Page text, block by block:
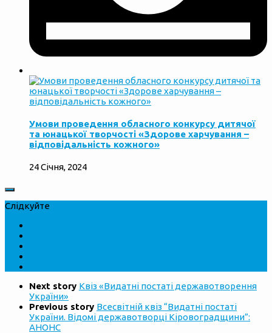
Умови проведення обласного конкурсу дитячої
та юнацької творчості «Здорове харчування –
відповідальність кожного»
24 Січня, 2024
Слідкуйте
Next story Квіз «Видатні постаті державотворення
України»
Previous story Всесвітній квіз “Видатні постаті
України. Відомі державотворці Кіровоградщини”:
АНОНС